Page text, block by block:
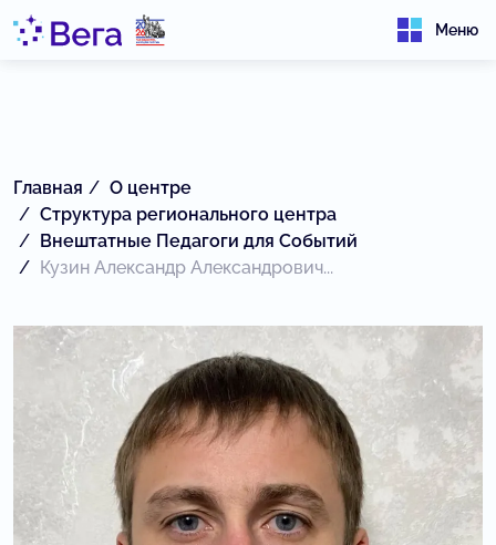
Меню
Главная
О центре
Структура регионального центра
Внештатные Педагоги для Событий
Кузин Александр Александрович...